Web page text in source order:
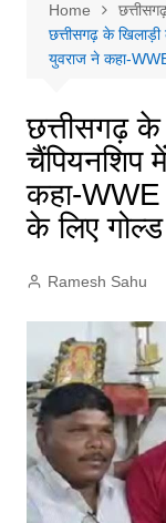
Home
छत्तीसगढ़ के
युवराज ने कहा-
छत्तीसगढ़ के
चैंपियनशिप
कहा-
के लिए
Ramesh Sahu